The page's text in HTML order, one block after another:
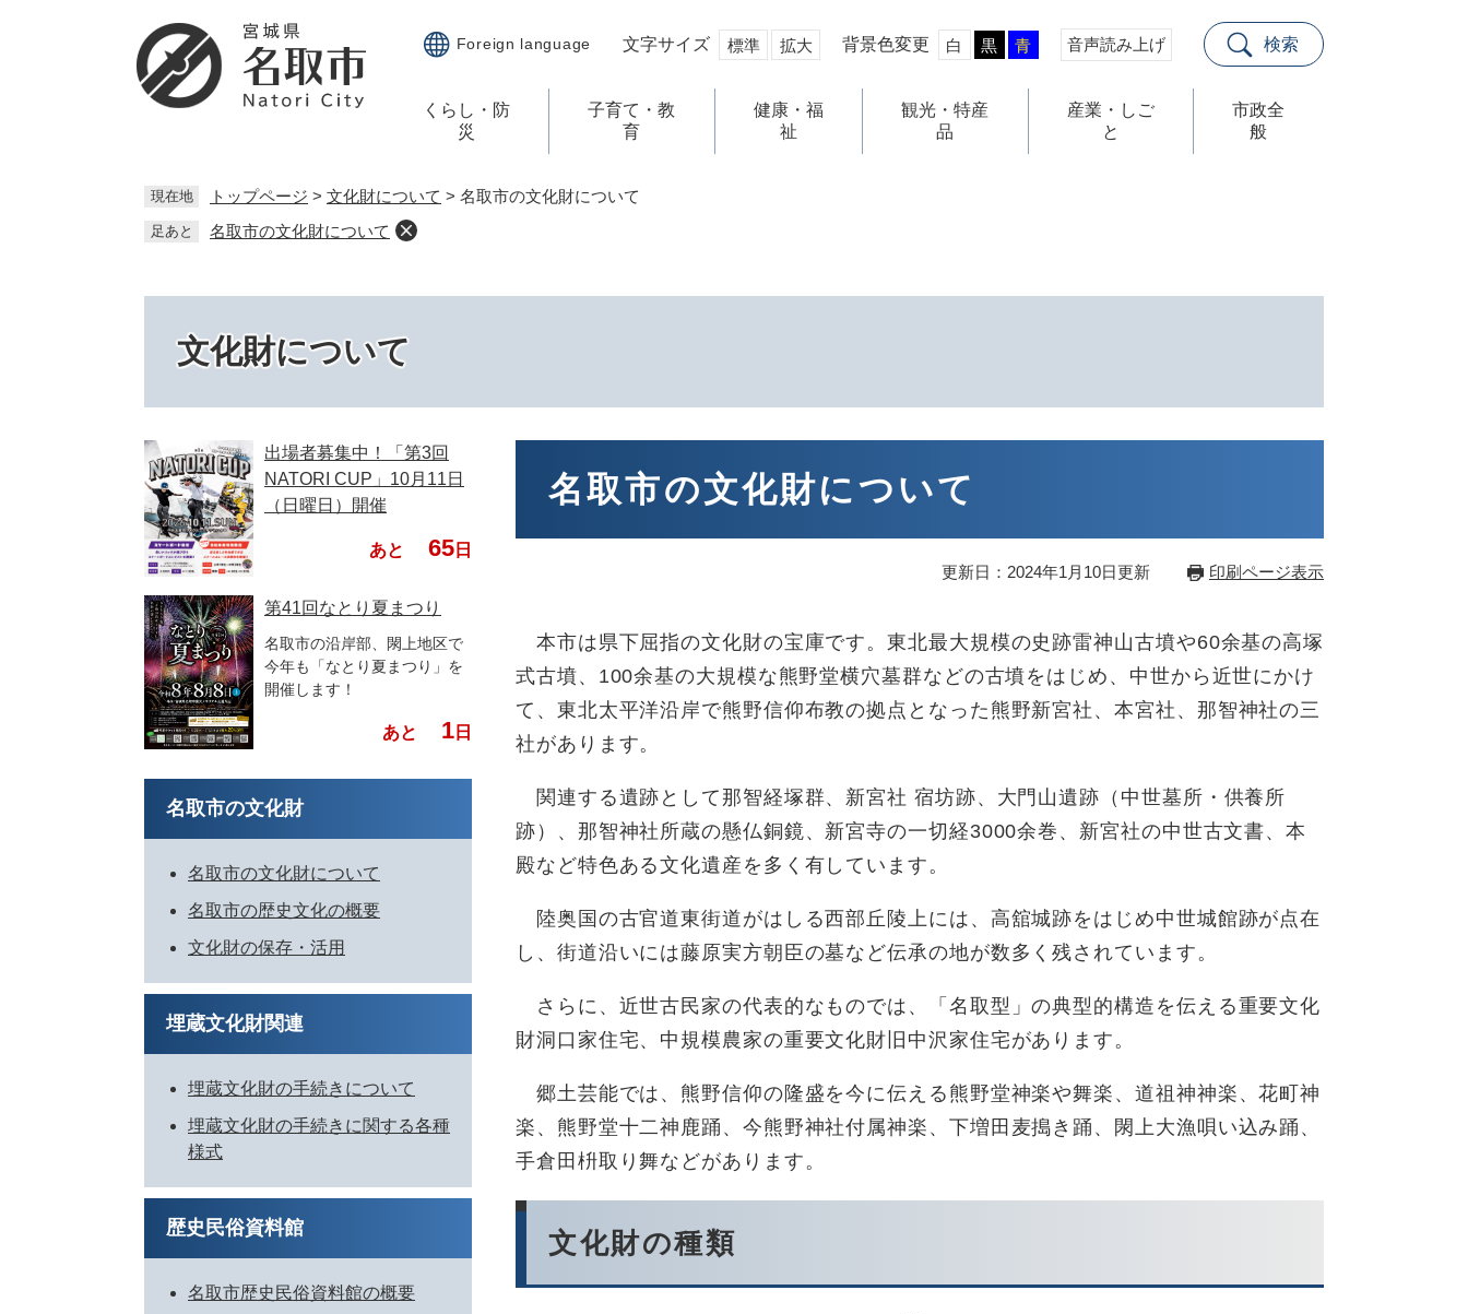
Foreign language 文字サイズ 標準 拡大 背景色変更 白 黒 青 音声読み上げ 検索
くらし・防
災
子育て・教
育
健康・福
祉
観光・特産
品
産業・しご
と
市政全
般
現在地 トップページ > 文化財について > 名取市の文化財について
足あと 名取市の文化財について
文化財について
名取市の文化財について
更新日：2024年1月10日更新 印刷ページ表示
本市は県下屈指の文化財の宝庫です。東北最大規模の史跡雷神山古墳や60余基の高塚
式古墳、100余基の大規模な熊野堂横穴墓群などの古墳をはじめ、中世から近世にかけ
て、東北太平洋沿岸で熊野信仰布教の拠点となった熊野新宮社、本宮社、那智神社の三
社があります。
関連する遺跡として那智経塚群、新宮社 宿坊跡、大門山遺跡（中世墓所・供養所
跡）、那智神社所蔵の懸仏銅鏡、新宮寺の一切経3000余巻、新宮社の中世古文書、本
殿など特色ある文化遺産を多く有しています。
陸奥国の古官道東街道がはしる西部丘陵上には、高舘城跡をはじめ中世城館跡が点在
し、街道沿いには藤原実方朝臣の墓など伝承の地が数多く残されています。
さらに、近世古民家の代表的なものでは、「名取型」の典型的構造を伝える重要文化
財洞口家住宅、中規模農家の重要文化財旧中沢家住宅があります。
郷土芸能では、熊野信仰の隆盛を今に伝える熊野堂神楽や舞楽、道祖神神楽、花町神
楽、熊野堂十二神鹿踊、今熊野神社付属神楽、下増田麦搗き踊、閖上大漁唄い込み踊、
手倉田枡取り舞などがあります。
文化財の種類
出場者募集中！「第3回
NATORI CUP」10月11日
（日曜日）開催
あと 65 日
第41回なとり夏まつり
名取市の沿岸部、閖上地区で
今年も「なとり夏まつり」を
開催します！
あと 1 日
名取市の文化財
名取市の文化財について
名取市の歴史文化の概要
文化財の保存・活用
埋蔵文化財関連
埋蔵文化財の手続きについて
埋蔵文化財の手続きに関する各種
様式
歴史民俗資料館
名取市歴史民俗資料館の概要